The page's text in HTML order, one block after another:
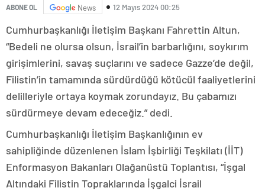
ABONE OL News 12 Mayıs 2024 00:25
Cumhurbaşkanlığı İletişim Başkanı Fahrettin Altun,
“Bedeli ne olursa olsun, İsrail’in barbarlığını, soykırım
girişimlerini, savaş suçlarını ve sadece Gazze’de değil,
Filistin’in tamamında sürdürdüğü kötücül faaliyetlerini
delilleriyle ortaya koymak zorundayız. Bu çabamızı
sürdürmeye devam edeceğiz.” dedi.
Cumhurbaşkanlığı İletişim Başkanlığının ev
sahipliğinde düzenlenen İslam İşbirliği Teşkilatı (İİT)
Enformasyon Bakanları Olağanüstü Toplantısı, “İşgal
Altındaki Filistin Topraklarında İşgalci İsrail